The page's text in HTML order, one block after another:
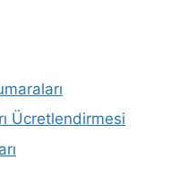
Ücretlendirmesi